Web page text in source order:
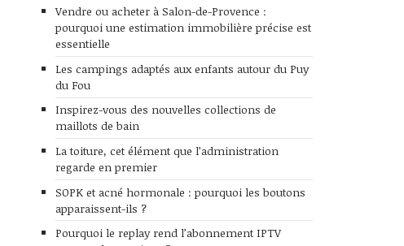
Vendre ou acheter à Salon-de-Provence :
pourquoi une estimation immobilière précise est
essentielle
Les campings adaptés aux enfants autour du Puy
du Fou
Inspirez-vous des nouvelles collections de
maillots de bain
La toiture, cet élément que l’administration
regarde en premier
SOPK et acné hormonale : pourquoi les boutons
apparaissent-ils ?
Pourquoi le replay rend l’abonnement IPTV